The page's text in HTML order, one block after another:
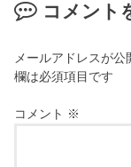
コメント
メールアドレスが公
欄は必須項目です
コメント ※